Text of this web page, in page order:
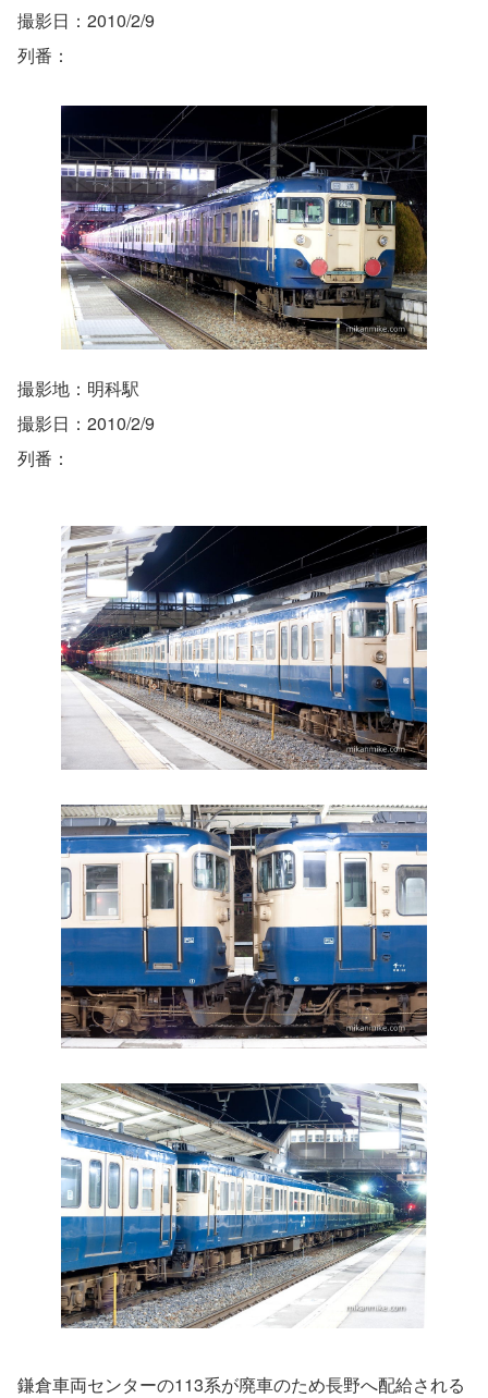
撮影日：2010/2/9
列番：
撮影地：明科駅
撮影日：2010/2/9
列番：
鎌倉車両センターの113系が廃車のため長野へ配給される